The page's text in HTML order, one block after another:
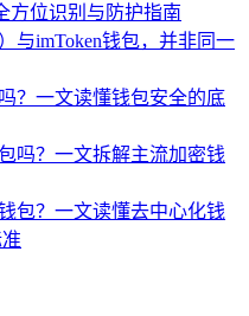
方位识别与防护指南
与imToken钱包，并非同一
？一文读懂钱包安全的底
吗？一文拆解主流加密钱
包？一文读懂去中心化钱